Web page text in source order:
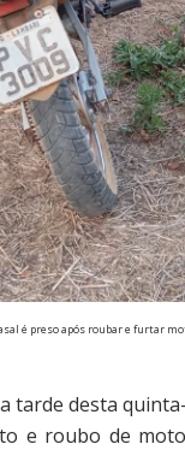
é preso após roubar e furtar
tarde desta
e roubo de